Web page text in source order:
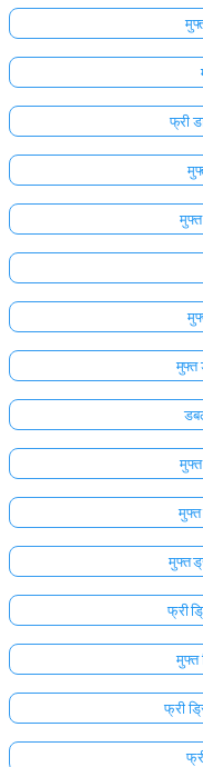
लॉग
इन
करें!
फ्री
मुफ्त
मुफ्त
फ्री
मुफ्त
फ्री